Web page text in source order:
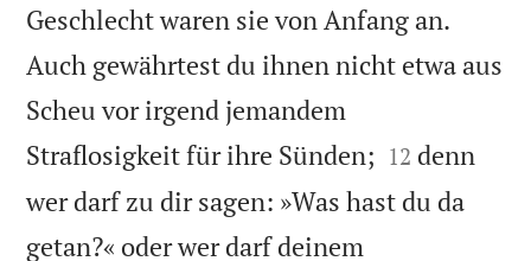
Geschlecht waren sie von Anfang an.
Auch gewährtest du ihnen nicht etwa aus
Scheu vor irgend jemandem
Straflosigkeit für ihre Sünden; 

12 denn
wer darf zu dir sagen: »Was hast du da
getan?« oder wer darf deinem